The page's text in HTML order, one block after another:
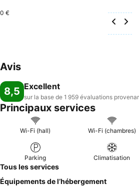
0 €
Avis
8,5 Excellent
sur la base de 1 959 évaluations
Principaux services
Wi-Fi (hall) Wi-Fi (chambres)
Parking Climatisation
Tous les services
Équipements de l’hébergement